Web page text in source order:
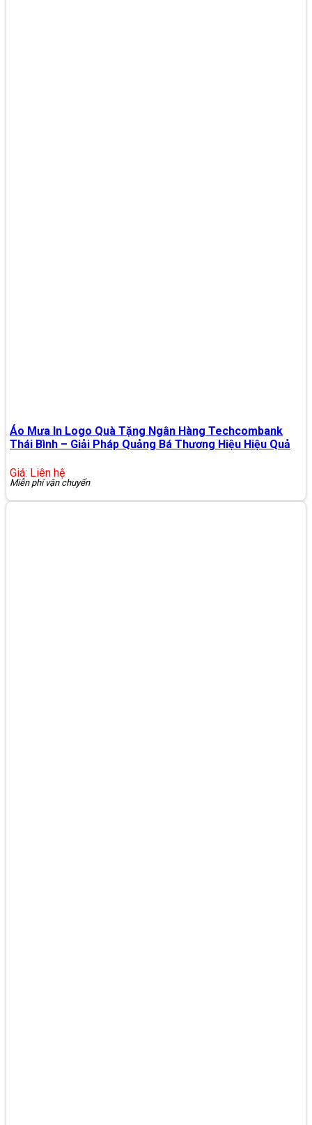
Áo Mưa In Logo Quà Tặng Ngân Hàng Techcombank
Thái Bình – Giải Pháp Quảng Bá Thương Hiệu Hiệu Quả
Giá: Liên hệ
Miễn phí vận chuyển